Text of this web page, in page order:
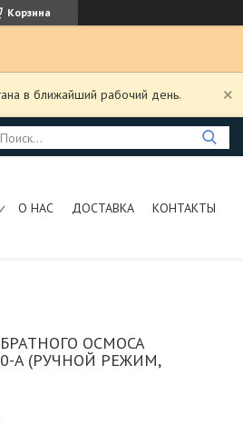
Корзина
в ближайший рабочий день.
О НАС ДОСТАВКА КОНТАКТЫ
ОСМОСА
A (РУЧНОЙ РЕЖИМ,